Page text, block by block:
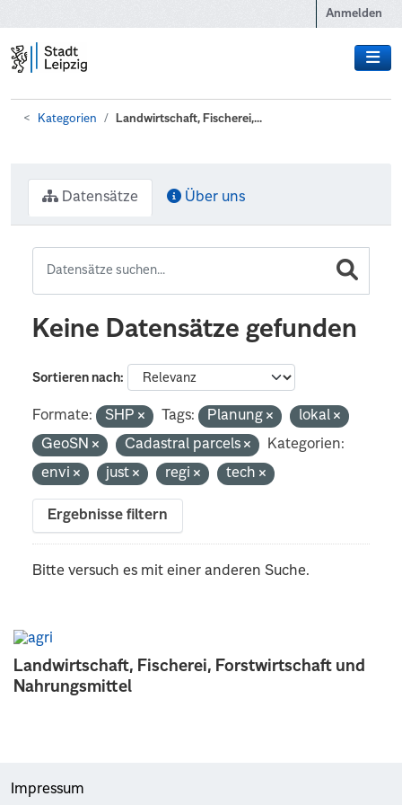
Anmelden
Kategorien Landwirtschaft, Fischerei,...
Landwirtschaft, Fischerei, Forstwirtschaft und
Nahrungsmittel
Datensätze Über uns
Keine Datensätze gefunden
Sortieren nach
Formate: SHP Tags: Planung
lokal
GeoSN
Cadastral parcels
Kategorien:
envi
just regi tech
Ergebnisse filtern
Bitte versuch es mit einer anderen Suche.
Impressum